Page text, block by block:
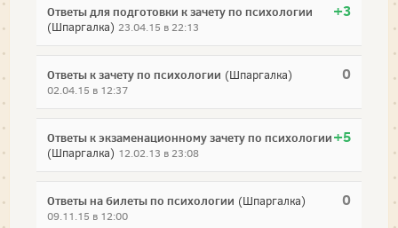
+3
Ответы для подготовки к зачету по психологии
(Шпаргалка) 23.04.15 в 22:13
0
Ответы к зачету по психологии (Шпаргалка)
02.04.15 в 12:37
+5
Ответы к экзаменационному зачету по психологии
(Шпаргалка) 12.02.13 в 23:08
0
Ответы на билеты по психологии (Шпаргалка)
09.11.15 в 12:00